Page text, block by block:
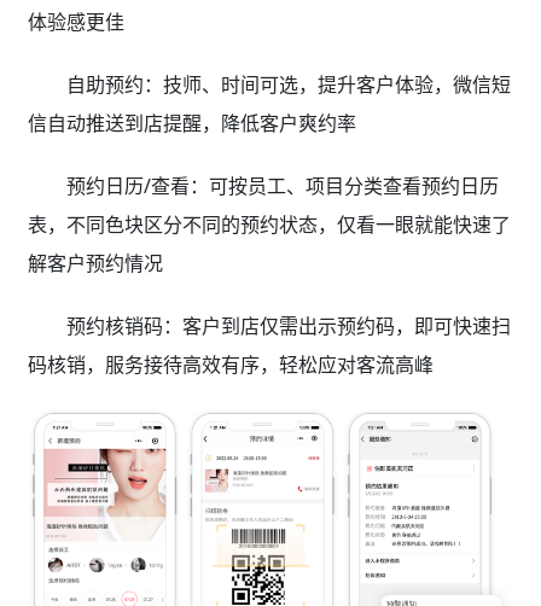
体验感更佳
自助预约：技师、时间可选，提升客户体验，微信短
信自动推送到店提醒，降低客户爽约率
预约日历/查看：可按员工、项目分类查看预约日历
表，不同色块区分不同的预约状态，仅看一眼就能快速了
解客户预约情况
预约核销码：客户到店仅需出示预约码，即可快速扫
码核销，服务接待高效有序，轻松应对客流高峰